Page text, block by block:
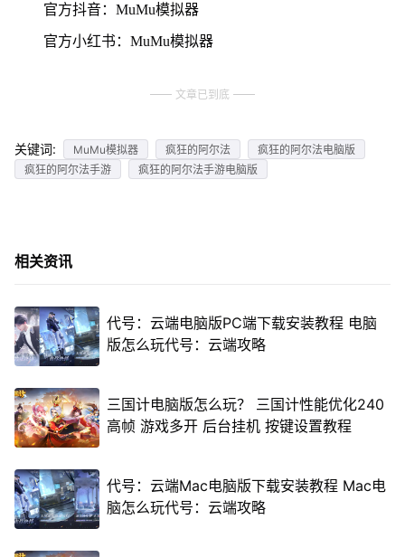
官方抖音：MuMu模拟器
官方小红书：MuMu模拟器
文章已到底
关键词: MuMu模拟器 疯狂的阿尔法
疯狂的阿尔法电脑版
疯狂的阿尔法手游
疯狂的阿尔法手游电脑版
相关资讯
代号：云端电脑版PC端下载安装教程 电脑
版怎么玩代号：云端攻略
三国计电脑版怎么玩？ 三国计性能优化240
高帧 游戏多开 后台挂机 按键设置教程
代号：云端Mac电脑版下载安装教程 Mac电
脑怎么玩代号：云端攻略